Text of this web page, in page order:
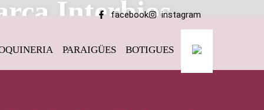
facebook instagram
PARAIGÜES BOTIGUES
Interbios